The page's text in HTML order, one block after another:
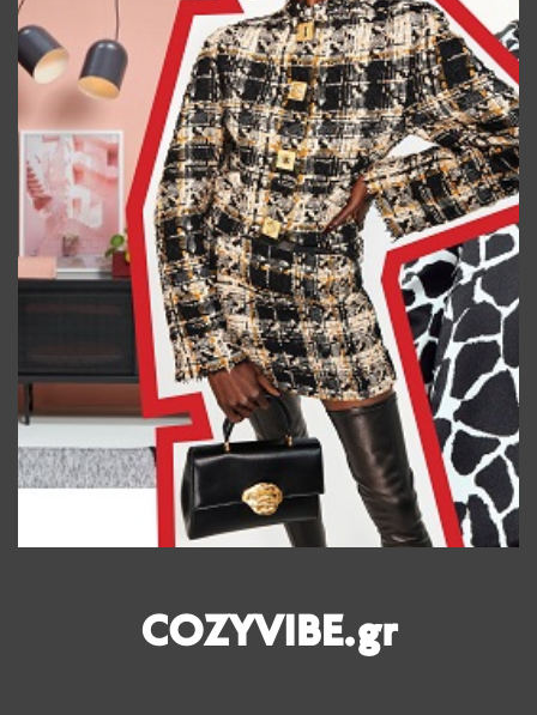
COZYVIBE.gr